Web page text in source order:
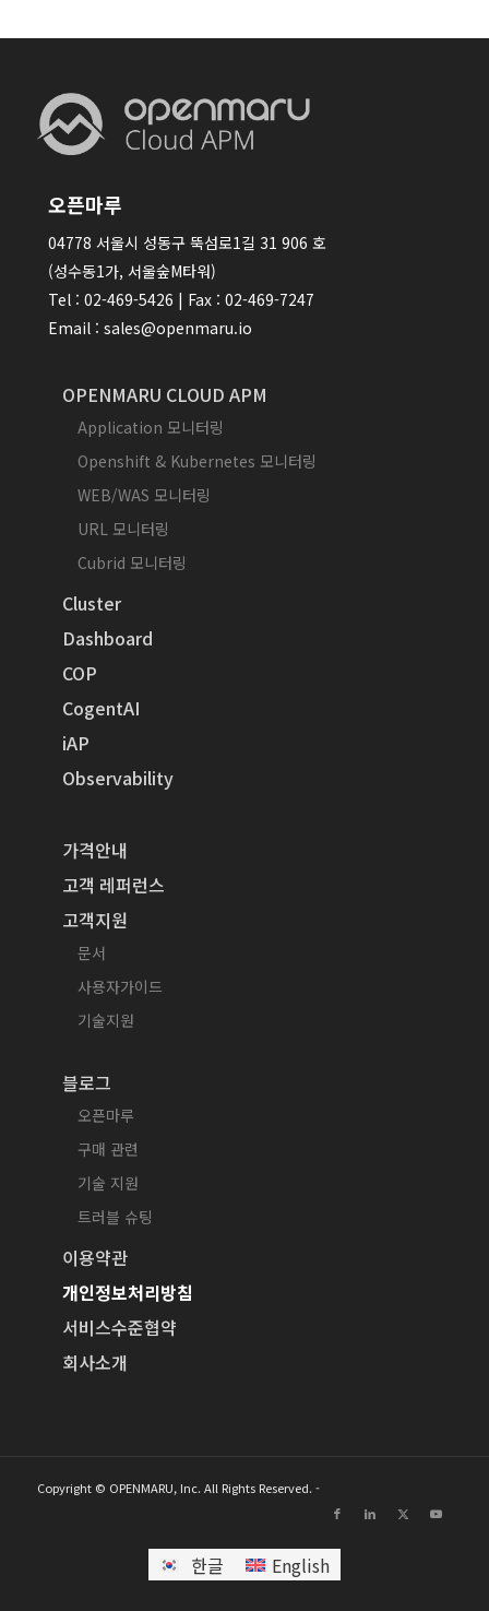
오픈마루
04778 서울시 성동구 뚝섬로1길 31 906 호
(성수동1가, 서울숲M타워)
Tel : 02-469-5426 | Fax : 02-469-7247
Email : sales@openmaru.io
OPENMARU CLOUD APM
Application 모니터링
Openshift & Kubernetes 모니터링
WEB/WAS 모니터링
URL 모니터링
Cubrid 모니터링
Cluster
Dashboard
COP
CogentAI
iAP
Observability
가격안내
고객 레퍼런스
고객지원
문서
사용자가이드
기술지원
블로그
오픈마루
구매 관련
기술 지원
트러블 슈팅
이용약관
개인정보처리방침
서비스수준협약
회사소개
Copyright © OPENMARU, Inc. All Rights Reserved. -
한글 English